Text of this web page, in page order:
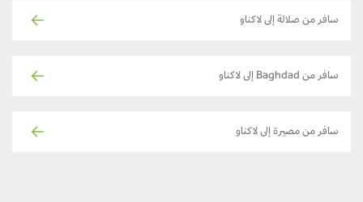
سافر من صلالة إلى لاكناو
سافر من Baghdad إلى لاكناو
سافر من مصيرة إلى لاكناو